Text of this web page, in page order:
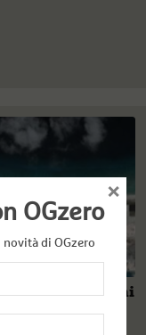
e cavi sottomarini
OGzero
di OGzero
×